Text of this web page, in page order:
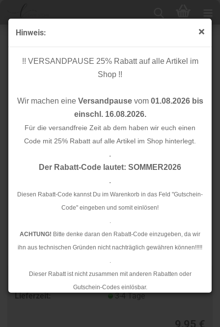
Hinweis:
!! VERSANDPAUSE 25% Rabatt auf alle Artikel im
Shop !!
Wir machen eine Versandpausevom 01.08.2026 bis
einschl. 16.08.2026.
Für die versandfreie Zeit ab dem haben wir euch einen
Code mit 25% Rabatt auf alle Artikel im Shop hinterlegt.
.
Der Rabatt-Code lautet: SOMMER2026
.
Diesen Rabatt-Code kannst Du im Warenkorb in das Feld "Gutschein-
Code" eingeben und somit einlösen!
.
ACHTUNG! Bitte denke daran den Rabatt-Code einzugeben, da wir
ihn aus technischen Gründen nicht nachträglich gewähren können!!!!!
.
Dieser Rabatt ist nicht zusammen mit anderen Rabatten oder
Gutschein-Codes einlösbar.
.
Cuff me - Bio Bündchen - Ripped Col. 49 - Sweet Home
- Hamburger Liebe
Lieferzeit:
3-4 Tage
9,95 €